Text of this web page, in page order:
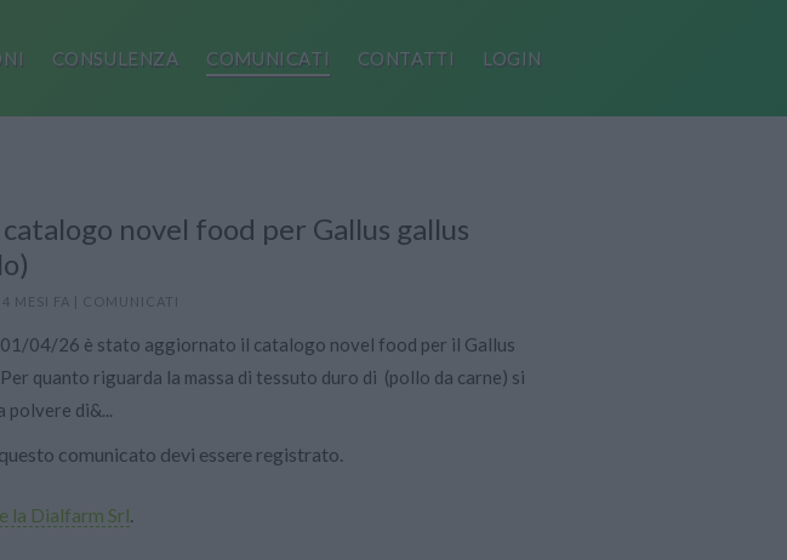
CONSULENZA COMUNICATI CONTATTI LOGIN
novel food per Gallus gallus
4 MESI FA | COMUNICATI
04/26 è stato aggiornato il catalogo novel food per il Gallus
quanto riguarda la massa di tessuto duro di (pollo da carne) si
polvere di&...
comunicato devi essere registrato.
la Dialfarm Srl.